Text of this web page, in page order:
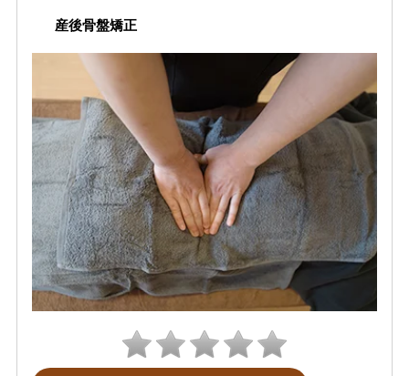
産後骨盤矯正